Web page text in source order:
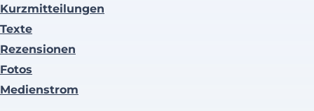
Kurzmitteilungen
Texte
Rezensionen
Fotos
Medienstrom